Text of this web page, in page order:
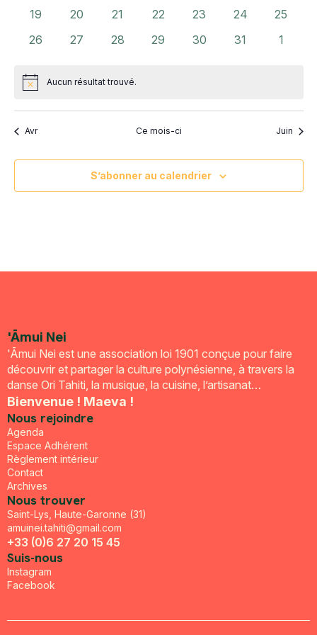
0
19
0
20
0
21
0
22
0
23
0
24
0
25
0
26
0
27
0
28
0
29
0
30
0
31
0
1
NoticeAucun résultat trouvé.
Avr Ce mois-ci Juin
S’abonner au calendrier
'Āmui Nei
'Āmui Nei est une association loi 1901 conçue pour faire
découvrir et partager la culture polynésienne, à travers la
danse Ori Tahiti, la musique, la cuisine, l’artisanat…
Bienvenue ! Maeva !
Nous rejoindre
Agenda
Espace Adhérent
Règlement intérieur
Contact
Archives
Nous trouver
Saint-Lys, Haute-Garonne (31)
amuinei.tahiti@gmail.com
+33 (0)6 27 20 15 45
Suis-nous
Instagram
Facebook